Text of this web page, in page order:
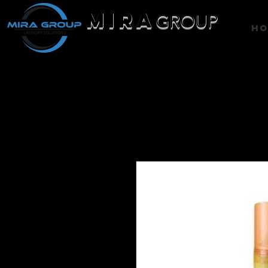
MIRAGROUP